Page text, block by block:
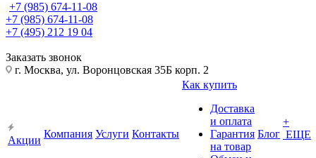
+7 (985) 674-11-08
+7 (985) 674-11-08
+7 (495) 212 19 04
Заказать звонок
г. Москва, ул. Воронцовская 35Б корп. 2
Акции
Компания Услуги Контакты
Как купить
Доставка
и оплата
Гарантия
на товар
Блог
+
ЕЩЕ